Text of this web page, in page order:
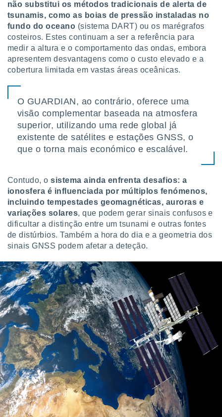
através
estudos
de
1199
não substitui os métodos tradicionais de alerta de
tsunamis, como as boias de pressão instaladas no
fundo do oceano (sistema DART) ou os marégrafos
costeiros. Estes continuam a ser a referência para
medir a altura e o comportamento das ondas, embora
apresentem desvantagens como o custo elevado e a
cobertura limitada em vastas áreas oceânicas.
O GUARDIAN, ao contrário, oferece uma
visão complementar baseada na atmosfera
superior, utilizando uma rede global já
existente de satélites e estações GNSS, o
que o torna mais económico e escalável.
Contudo, o sistema ainda enfrenta desafios: a
ionosfera é influenciada por múltiplos fenómenos,
incluindo tempestades geomagnéticas, auroras e
variações solares, que podem gerar sinais confusos e
dificultar a distinção entre um tsunami e outras fontes
de distúrbios. Também a hora do dia e a geometria dos
sinais GNSS podem afetar a deteção.